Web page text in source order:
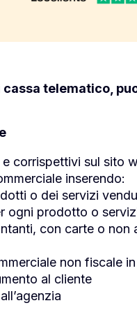
telematico,
corrispettivi sul sito
inserendo:
o dei servizi
ogni prodotto o
con carte o non
non fiscale
al cliente